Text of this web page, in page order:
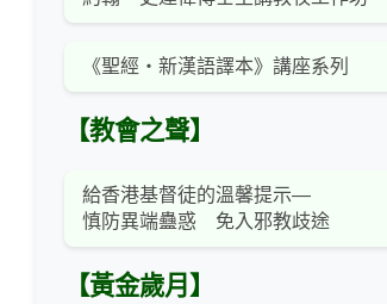
《聖經‧新漢語譯本》講座系列
【教會之聲】
給香港基督徒的溫馨提示—
慎防異端蠱惑 免入邪教歧途
【黃金歲月】